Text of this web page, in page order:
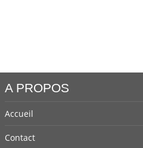
A PROPOS
Accueil
Contact